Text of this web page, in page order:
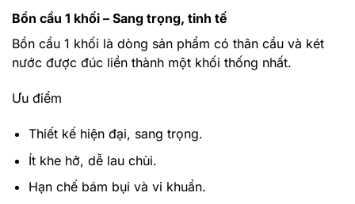
Bồn cầu 1 khối – Sang trọng, tinh tế
Bồn cầu 1 khối là dòng sản phẩm có thân cầu và két
nước được đúc liền thành một khối thống nhất.
Ưu điểm
Thiết kế hiện đại, sang trọng.
Ít khe hở, dễ lau chùi.
Hạn chế bám bụi và vi khuẩn.